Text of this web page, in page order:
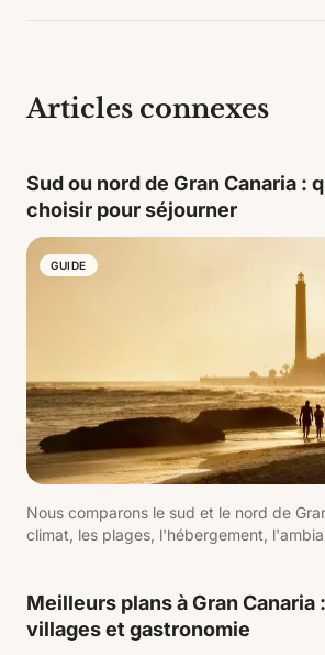
Articles connexes
Sud ou nord de Gran Canaria :
choisir pour séjourner
GUIDE
Nous comparons le sud et le nord de
climat, les plages, l'hébergement,
Meilleurs plans à Gran Canaria
villages et gastronomie